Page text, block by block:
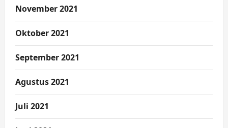
November 2021
Oktober 2021
September 2021
Agustus 2021
Juli 2021